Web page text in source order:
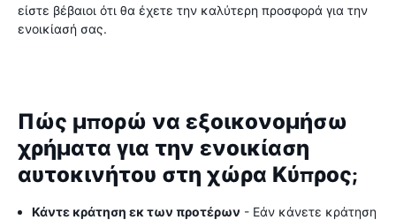
είστε βέβαιοι ότι θα έχετε την καλύτερη προσφορά για την
ενοικίασή σας.
Πώς μπορώ να εξοικονομήσω
χρήματα για την ενοικίαση
αυτοκινήτου στη χώρα Κύπρος;
Κάντε κράτηση εκ των προτέρων - Εάν κάνετε κράτηση